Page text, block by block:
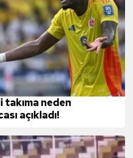
takıma neden
açıkladı!